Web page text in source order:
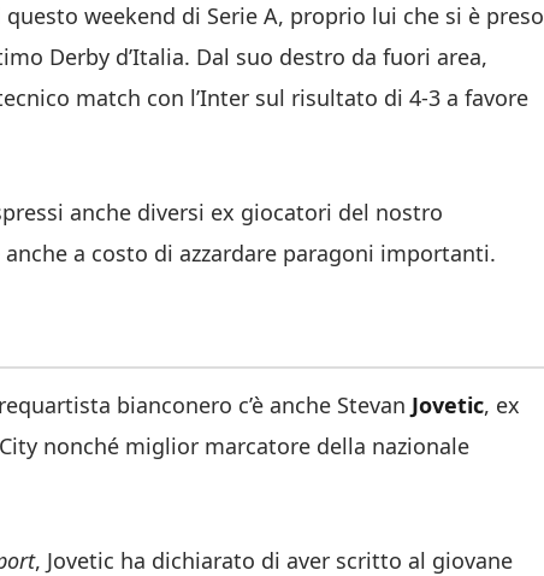
weekend di Serie A, proprio lui che si è preso
Derby d’Italia. Dal suo destro da fuori area,
match con l’Inter sul risultato di 4-3 a favore
anche diversi ex giocatori del nostro
a costo di azzardare paragoni importanti.
bianconero c’è anche Stevan Jovetic, ex
nonché miglior marcatore della nazionale
, Jovetic ha dichiarato di aver scritto al giovane